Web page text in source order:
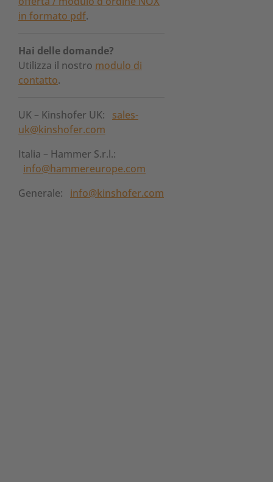
in formato pdf.
Hai delle domande?
Utilizza il nostro modulo di
contatto.
UK – Kinshofer UK: sales-
uk@kinshofer.com
Italia – Hammer S.r.l.:
info@hammereurope.com
Generale: info@kinshofer.com